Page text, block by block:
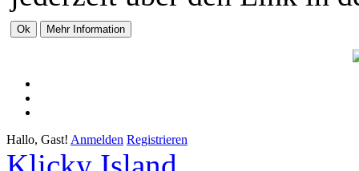
Hallo, Gast! Anmelden Registrieren